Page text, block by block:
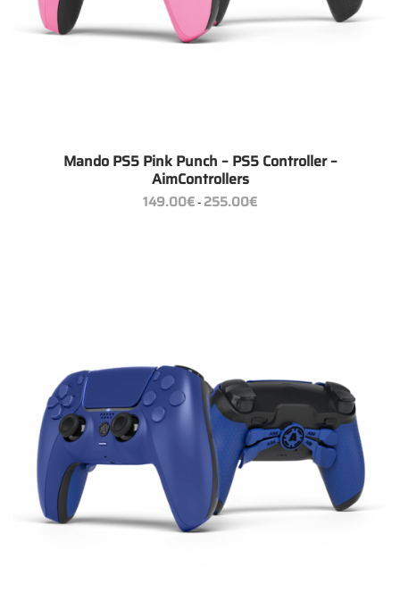
Mando PS5 Pink Punch – PS5 Controller –
AimControllers
149.00€- 255.00€Rango
de